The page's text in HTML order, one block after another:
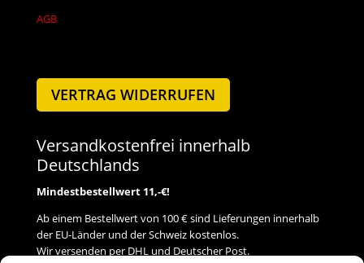
AGB
VERTRAG WIDERRUFEN
Versandkostenfrei innerhalb
Deutschlands
Mindestbestellwert 11,-€!
Ab einem Bestellwert von 100 € sind Lieferungen innerhalb
der EU-Länder und der Schweiz kostenlos.
Wir versenden per DHL und Deutscher Post.